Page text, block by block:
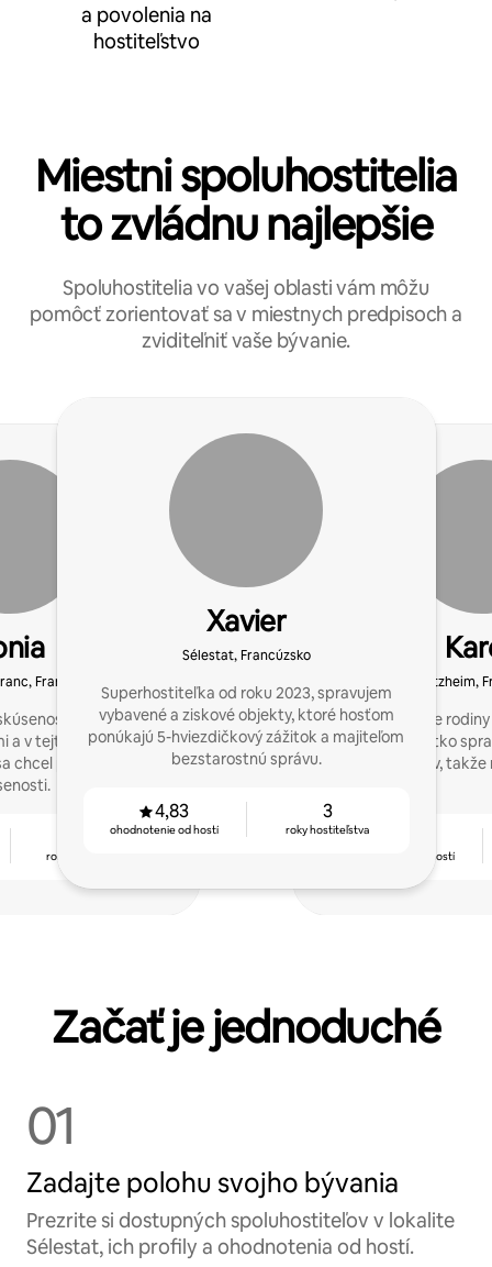
a povolenia na
hostiteľstvo
Miestni spoluhostitelia
to zvládnu najlepšie
Spoluhostitelia vo vašej oblasti vám môžu
pomôcť zorientovať sa v miestnych predpisoch a
zviditeľniť vaše bývanie.
Francúzsko
som začal
a v tejto aktivite sa mi
chcel podeliť o svoje
rokov hostiteľstva
Xavier
Sélestat, Francúzsko
Superhostiteľka od roku 2023, spravujem
vybavené a ziskové objekty, ktoré hosťom
ponúkajú 5-hviezdičkový zážitok a majiteľom
bezstarostnú správu.
4,83
ohodnotenie od hostí
3
roky hostiteľstva
Stotzheim,
Concierge pre
nájomcov. Všetko
bol náš domov,
ohodnotenie od hostí
Začať je jednoduché
01
Zadajte polohu svojho bývania
Prezrite si dostupných spoluhostiteľov v lokalite
Sélestat, ich profily a ohodnotenia od hostí.